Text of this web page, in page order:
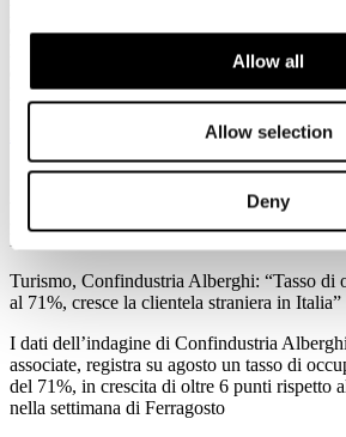
Allow all
Allow selection
Deny
del ddl sul federalismo fiscale regionale:
l'attuale impianto normativo metta a
economico-finanziario del Trasporto
l'adeguatezza dei servizi su scala nazionale.
Turismo, Confindustria Alberghi: “Tasso di
al 71%, cresce la clientela straniera in Italia”
I dati dell’indagine di Confindustria
associate, registra su agosto un tasso di
del 71%, in crescita di oltre 6 punti rispetto
nella settimana di Ferragosto